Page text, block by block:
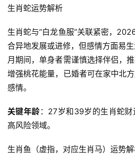
生肖蛇运势解析
生肖蛇与“白龙鱼服”关联紧密，
合异地发展或进修，但感情方面易
月期间，单身者需谨慎选择伴侣，
增强桃花能量，已婚者可在家中北
感情。
关键年龄 ：27岁和39岁的生肖蛇
高风险领域。
生肖鱼（虚指，对应生肖马）运势